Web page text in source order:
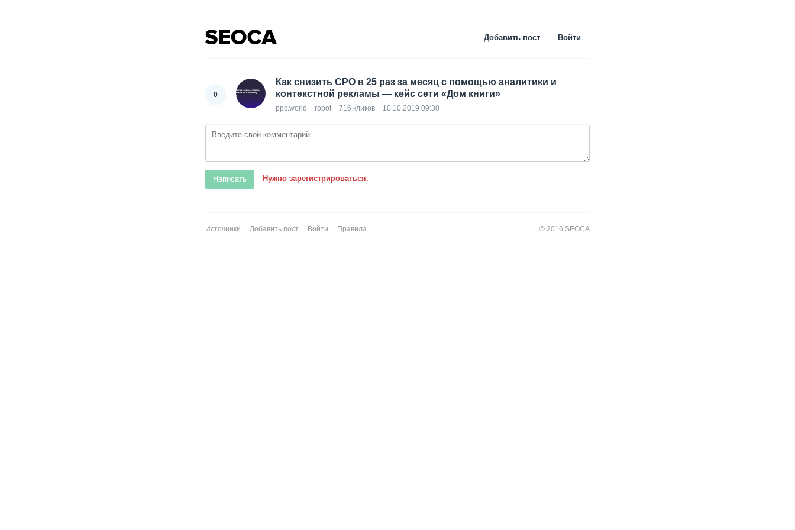
Добавить пост Войти
0
Как снизить CPO в 25 раз за месяц с помощью аналитики и
контекстной рекламы — кейс сети «Дом книги»
ppc.world robot 716 кликов 10.10.2019 09:30
Нужно зарегистрироваться.
Источники Добавить пост Войти Правила © 2016 SEOCA